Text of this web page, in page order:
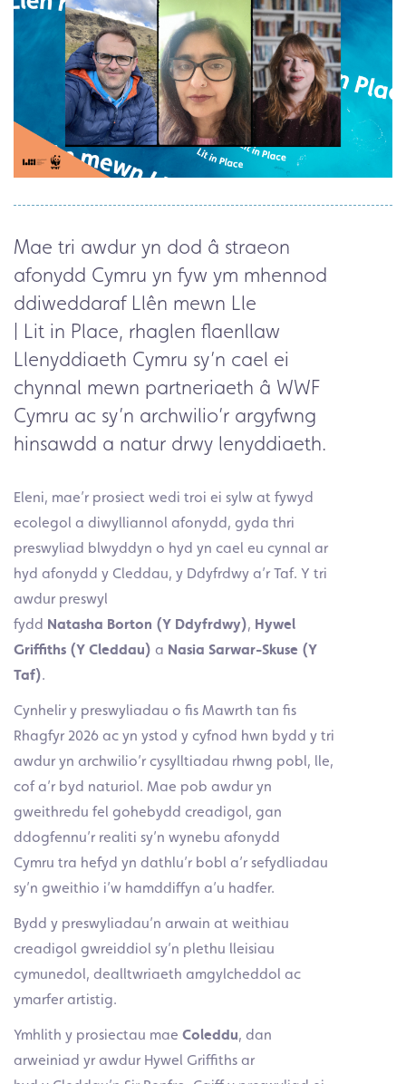
Mae tri awdur yn dod â straeon
afonydd Cymru yn fyw ym mhennod
ddiweddaraf Llên mewn Lle
| Lit in Place, rhaglen flaenllaw
Llenyddiaeth Cymru sy’n cael ei
chynnal mewn partneriaeth â WWF
Cymru ac sy’n archwilio’r argyfwng
hinsawdd a natur drwy lenyddiaeth.
Eleni, mae’r prosiect wedi troi ei sylw at fywyd
ecolegol a diwylliannol afonydd, gyda thri
preswyliad blwyddyn o hyd yn cael eu cynnal ar
hyd afonydd y Cleddau, y Ddyfrdwy a’r Taf. Y tri
awdur preswyl
fydd Natasha Borton (Y Ddyfrdwy), Hywel
Griffiths (Y Cleddau) a Nasia Sarwar-Skuse (Y
Taf).
Cynhelir y preswyliadau o fis Mawrth tan fis
Rhagfyr 2026 ac yn ystod y cyfnod hwn bydd y tri
awdur yn archwilio’r cysylltiadau rhwng pobl, lle,
cof a’r byd naturiol. Mae pob awdur yn
gweithredu fel gohebydd creadigol, gan
ddogfennu’r realiti sy’n wynebu afonydd
Cymru tra hefyd yn dathlu’r bobl a’r sefydliadau
sy’n gweithio i’w hamddiffyn a’u hadfer.
Bydd y preswyliadau’n arwain at weithiau
creadigol gwreiddiol sy’n plethu lleisiau
cymunedol, dealltwriaeth amgylcheddol ac
ymarfer artistig.
Ymhlith y prosiectau mae Coleddu, dan
arweiniad yr awdur Hywel Griffiths ar